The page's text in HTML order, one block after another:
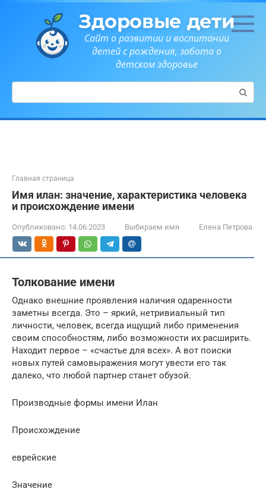
Здоровые дети
Сайт о развитии и воспитании
детей с рождения, забота о
детском здоровье
Поиск:
Главная страница
Имя илан: значение, характеристика человека
и происхождение имени
Опубликовано: 14.06.2023 Выбираем имя Елена Петрова
Толкование имени
Однако внешние проявления наличия одаренности
заметны всегда. Это – яркий, нетривиальный тип
личности, человек, всегда ищущий либо применения
своим способностям, либо возможности их расширить.
Находит первое – «счастье для всех». А вот поиски
новых путей самовыражения могут увести его так
далеко, что любой партнер станет обузой.
Производные формы имени Илан
Проиcхождение
еврейские
Значение